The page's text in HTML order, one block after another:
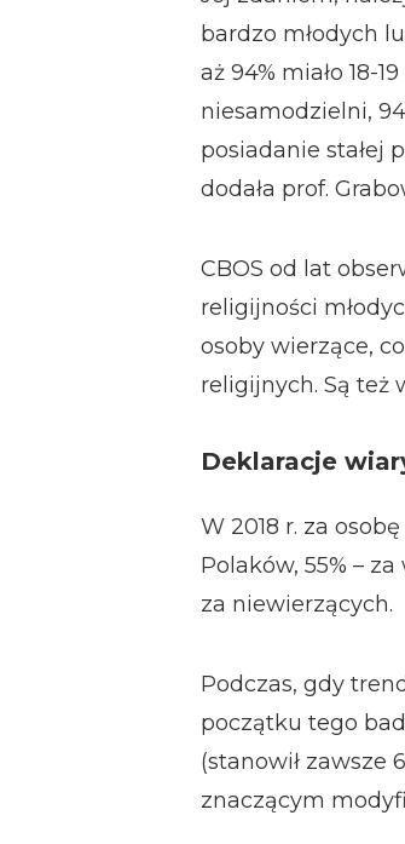
bardzo młodych
aż 94% miało 18-
niesamodzielni,
posiadanie stałej
dodała prof.
CBOS od lat
religijności
osoby wierzące,
religijnych. Są też
Deklaracje
W 2018 r. za
Polaków, 55% –
za niewierzących.
Podczas, gdy
początku tego
(stanowił zawsze
znaczącym